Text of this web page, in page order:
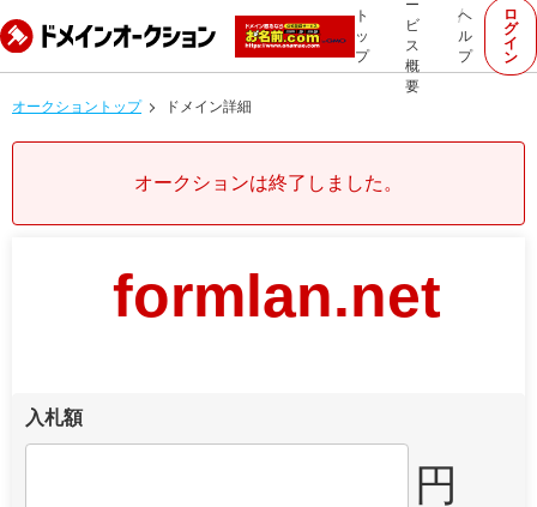
ト
ッ
プ
ー
ビ
ス
概
要
ヘ
ル
プ
ロ
グ
イ
ン
オークショントップ ドメイン詳細
オークションは終了しました。
formlan.net
入札額
円